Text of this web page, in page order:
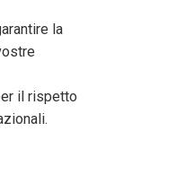
la
il rispetto